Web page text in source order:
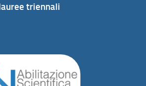
triennali